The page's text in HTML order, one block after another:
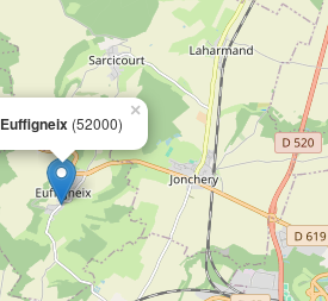
Euffigneix (52000)
×